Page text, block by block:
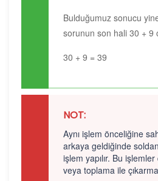
Bulduğumuz sonucu
sorunun son hali 30 + 9
30 + 9 = 39
NOT:
Aynı işlem önceliğine
arkaya geldiğinde
işlem yapılır. Bu
veya toplama ile